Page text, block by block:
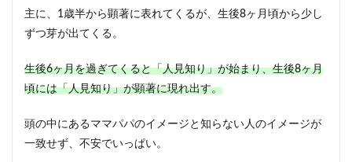
主に、1歳半から顕著に表れてくるが、生後8ヶ月頃から少し
ずつ芽が出てくる。
生後6ヶ月を過ぎてくると「人見知り」が始まり、生後8ヶ月
頃には「人見知り」が顕著に現れ出す。
頭の中にあるママパパのイメージと知らない人のイメージが
一致せず、不安でいっぱい。